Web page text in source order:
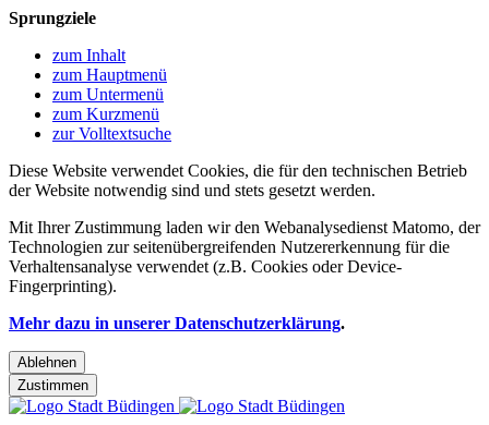
Sprungziele
zum Inhalt
zum Hauptmenü
zum Untermenü
zum Kurzmenü
zur Volltextsuche
Diese Website verwendet Cookies, die für den technischen Betrieb
der Website notwendig sind und stets gesetzt werden.
Mit Ihrer Zustimmung laden wir den Webanalysedienst Matomo, der
Technologien zur seitenübergreifenden Nutzererkennung für die
Verhaltensanalyse verwendet (z.B. Cookies oder Device-
Fingerprinting).
Mehr dazu in unserer Datenschutzerklärung.
Ablehnen
Zustimmen